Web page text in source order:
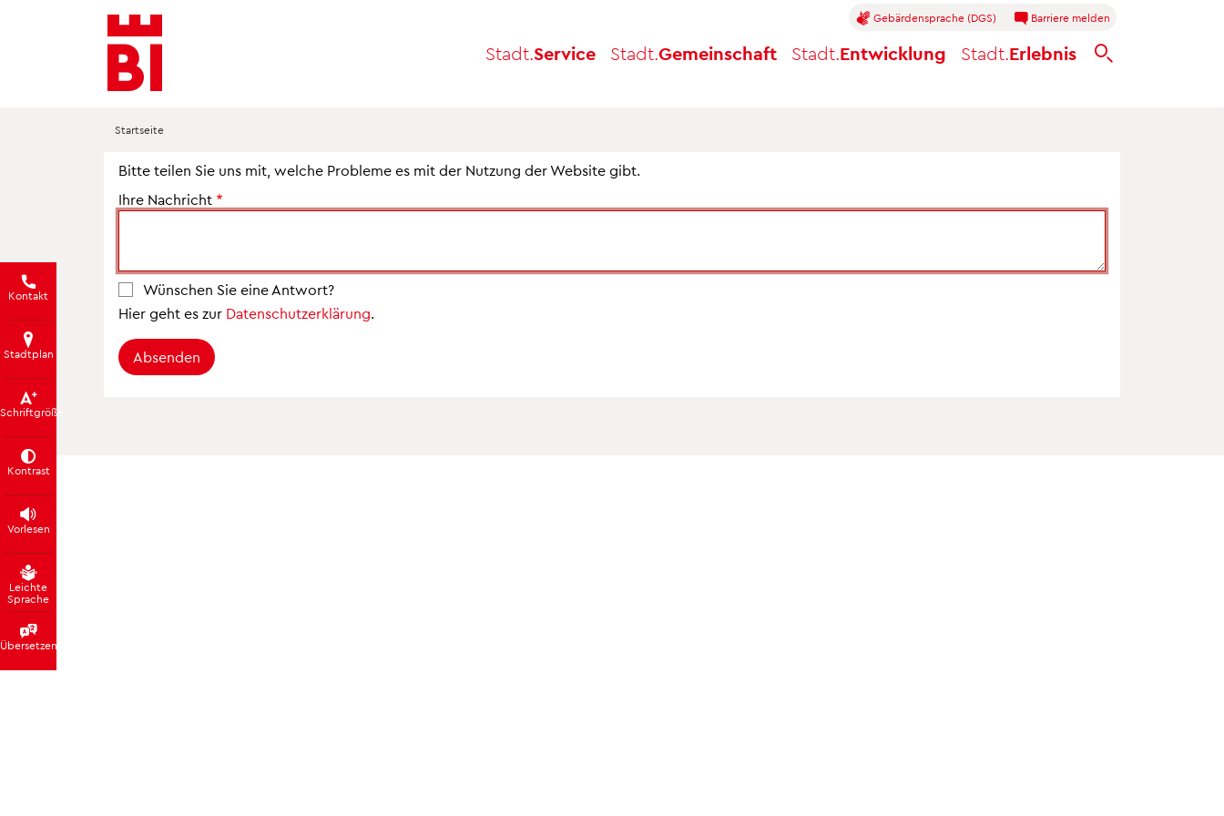
Inhalt
anspringen
Menü
anspringen
Suche
anspringen
Stadt.Service Stadt.Gemeinschaft Stadt.Entwicklung Stadt.Erlebnis
Kontakt
Stadtplan
Schrift­größe
Kontrast
Vorlesen
Leichte
Sprache
Übersetzen
Gebärdensprache (DGS) Barriere melden
Startseite
Bitte teilen Sie uns mit, welche Probleme es mit der Nutzung der Website gibt.
Ihre Nachricht
Wünschen Sie eine Antwort?
Hier geht es zur Datenschutzerklärung
Absenden